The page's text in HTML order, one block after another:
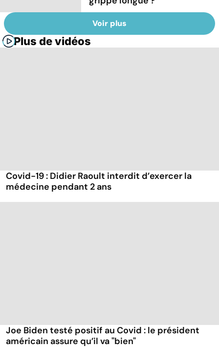
Voir plus
Plus de vidéos
Covid-19 : Didier Raoult interdit d’exercer la
médecine pendant 2 ans
Joe Biden testé positif au Covid : le président
américain assure qu’il va "bien"